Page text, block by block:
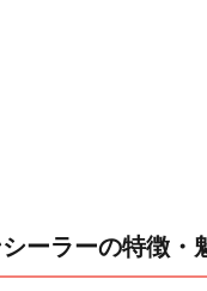
ーラーの特徴・